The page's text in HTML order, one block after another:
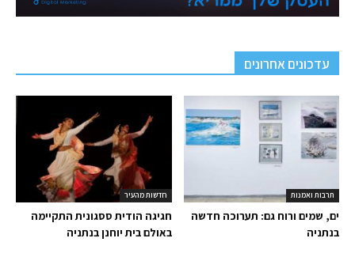
עדכונים אחרונים
חדשות מהעיר
חגיגה הודית ססגונית התקיימה
באולם בית יוחנן בנתניה
תרבות ואמנות
ים, שמים ורוח גם: תערוכה חדשה
בנתניה